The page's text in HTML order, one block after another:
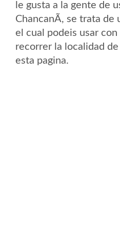
le gusta a la gente de
ChancanÃ­, se trata de
el cual podeis usar con
recorrer la localidad
esta pagina.